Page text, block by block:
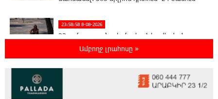
23:58:58 8-08-2026
23-ամյա ուսանողի մշակած հավելվածը
հարավկորեական App Store-ում շրջանցել է
Ամբողջ լրահոսը »